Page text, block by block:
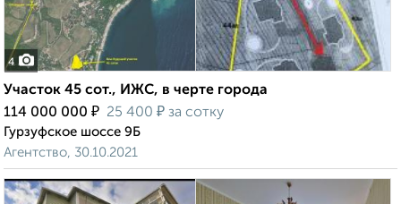
4
Участок 45 сот., ИЖС, в черте города
114 000 000 ₽ 25 400 ₽ за сотку
Гурзуфское шоссе 9Б
Агентство, 30.10.2021